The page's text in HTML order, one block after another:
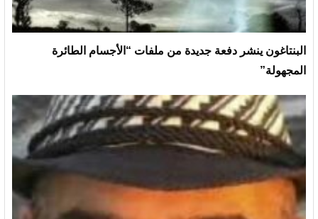
البنتاغون ينشر دفعة جديدة من ملفات “الأجسام الطائرة
المجهولة”